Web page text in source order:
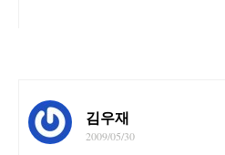
김우재
2009/05/30